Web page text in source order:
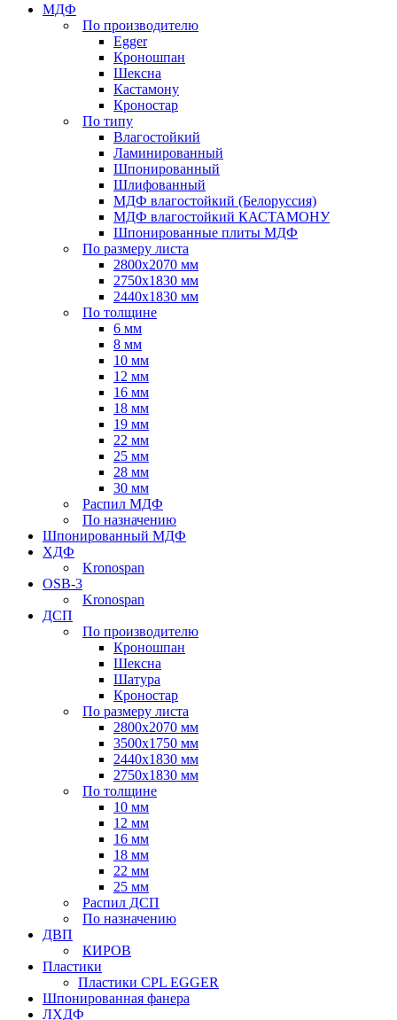
МДФ
По производителю
Egger
Кроношпан
Шексна
Кастамону
Кроностар
По типу
Влагостойкий
Ламинированный
Шпонированный
Шлифованный
МДФ влагостойкий (Белоруссия)
МДФ влагостойкий КАСТАМОНУ
Шпонированные плиты МДФ
По размеру листа
2800х2070 мм
2750х1830 мм
2440х1830 мм
По толщине
6 мм
8 мм
10 мм
12 мм
16 мм
18 мм
19 мм
22 мм
25 мм
28 мм
30 мм
Распил МДФ
По назначению
Шпонированный МДФ
ХДФ
Kronospan
OSB-3
Kronospan
ДСП
По производителю
Кроношпан
Шексна
Шатура
Кроностар
По размеру листа
2800х2070 мм
3500х1750 мм
2440х1830 мм
2750х1830 мм
По толщине
10 мм
12 мм
16 мм
18 мм
22 мм
25 мм
Распил ДСП
По назначению
ДВП
КИРОВ
Пластики
Пластики CPL EGGER
Шпонированная фанера
ЛХДФ